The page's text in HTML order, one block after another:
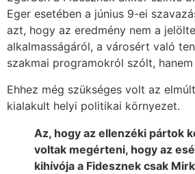
Eger esetében a június 9-ei
azt, hogy az eredmény nem a
alkalmasságáról, a városért való
szakmai programokról szólt,
Ehhez még szükséges volt az
kialakult helyi politikai környezet.
Az, hogy az ellenzéki pártok
voltak megérteni, hogy az
kihívója a Fidesznek csak